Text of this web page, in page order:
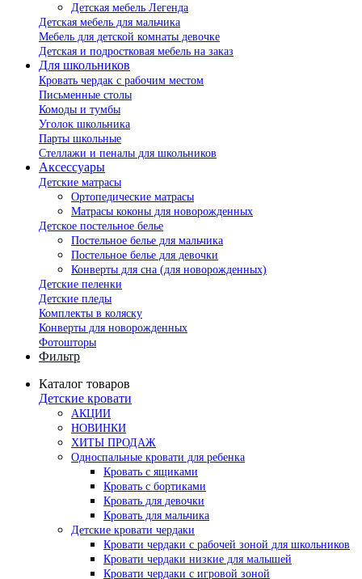
Детская мебель Легенда
Детская мебель для мальчика
Мебель для детской комнаты девочке
Детская и подростковая мебель на заказ
Для школьников
Кровать чердак с рабочим местом
Письменные столы
Комоды и тумбы
Уголок школьника
Парты школьные
Стеллажи и пеналы для школьников
Аксессуары
Детские матрасы
Ортопедические матрасы
Матрасы коконы для новорожденных
Детское постельное белье
Постельное белье для мальчика
Постельное белье для девочки
Конверты для сна (для новорожденных)
Детские пеленки
Детские пледы
Комплекты в коляску
Конверты для новорожденных
Фотошторы
Фильтр
Каталог товаров
Детские кровати
АКЦИИ
НОВИНКИ
ХИТЫ ПРОДАЖ
Односпальные кровати для ребенка
Кровать с ящиками
Кровать с бортиками
Кровать для девочки
Кровать для мальчика
Детские кровати чердаки
Кровати чердаки с рабочей зоной для школьников
Кровати чердаки низкие для малышей
Кровати чердаки с игровой зоной